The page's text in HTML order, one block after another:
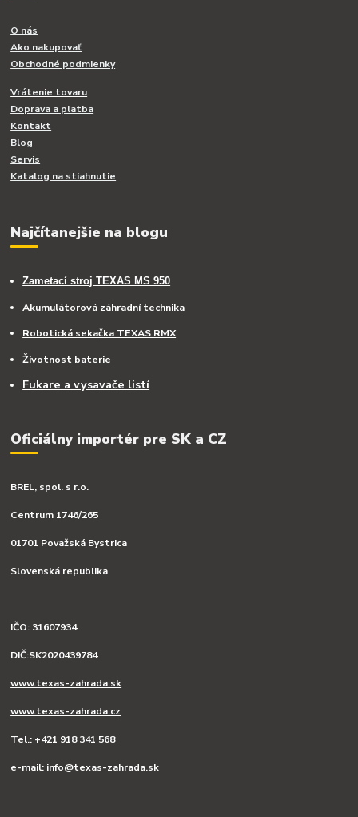
O nás
Ako nakupovať
Obchodné podmienky
Vrátenie tovaru
Doprava a platba
Kontakt
Blog
Servis
Katalog na stiahnutie
Najčítanejšie na blogu
Zametací stroj TEXAS MS 950
Akumulátorová záhradní technika
Robotická sekačka TEXAS RMX
Životnost baterie
Fukare a vysavače listí
Oficiálny importér pre SK a CZ
BREL, spol. s r.o.
Centrum 1746/265
01701 Považská Bystrica
Slovenská republika
IČO: 31607934
DIČ:SK2020439784
www.texas-zahrada.sk
www.texas-zahrada.cz
Tel.: +421 918 341 568
e-mail: info@texas-zahrada.sk